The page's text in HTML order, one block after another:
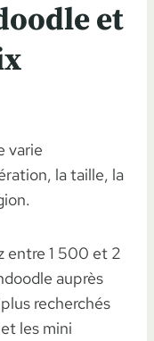
et
varie
la taille, la
entre 1 500 et 2
auprès
recherchés
les mini